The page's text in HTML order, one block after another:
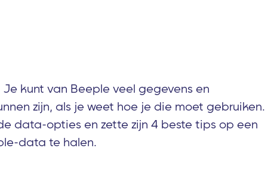
kunt van Beeple veel gegevens en
zijn, als je weet hoe je die moet gebruiken.
data-opties en zette zijn 4 beste tips op een
data te halen.